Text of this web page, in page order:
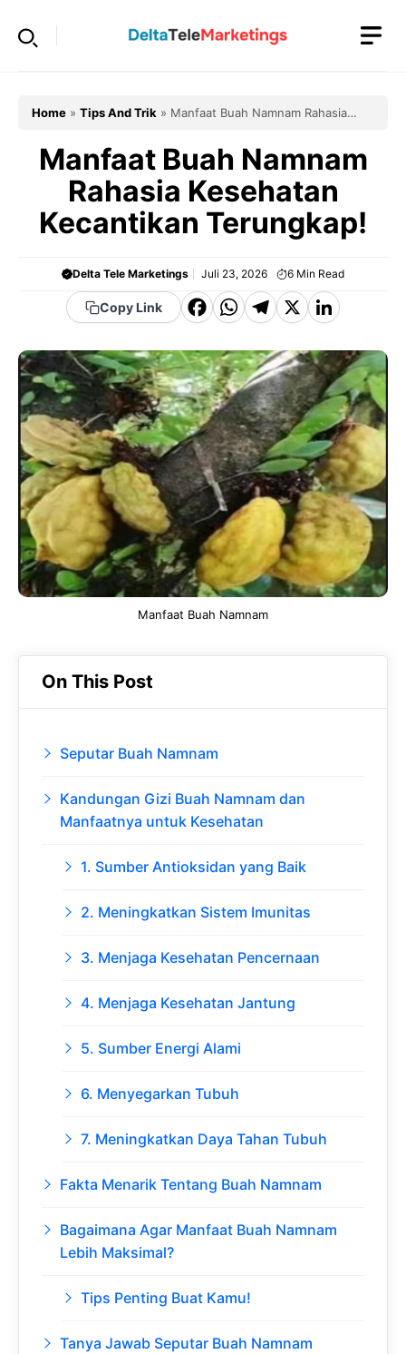
Home » Tips And Trik » Manfaat Buah Namnam Rahasia
Manfaat Buah Namnam
Rahasia Kesehatan
Kecantikan Terungkap!
Delta Tele Marketings Juli 23, 2026 6 Min Read
Copy Link
F
c
e
b
o
o
k
W
a
t
s
A
p
p
T
e
g
r
a
m
X Li
k
e
d
In
Manfaat Buah Namnam
On This Post
Seputar Buah Namnam
Kandungan Gizi Buah Namnam dan
Manfaatnya untuk Kesehatan
1. Sumber Antioksidan yang Baik
2. Meningkatkan Sistem Imunitas
3. Menjaga Kesehatan Pencernaan
4. Menjaga Kesehatan Jantung
5. Sumber Energi Alami
6. Menyegarkan Tubuh
7. Meningkatkan Daya Tahan Tubuh
Fakta Menarik Tentang Buah Namnam
Bagaimana Agar Manfaat Buah Namnam
Lebih Maksimal?
Tips Penting Buat Kamu!
Tanya Jawab Seputar Buah Namnam